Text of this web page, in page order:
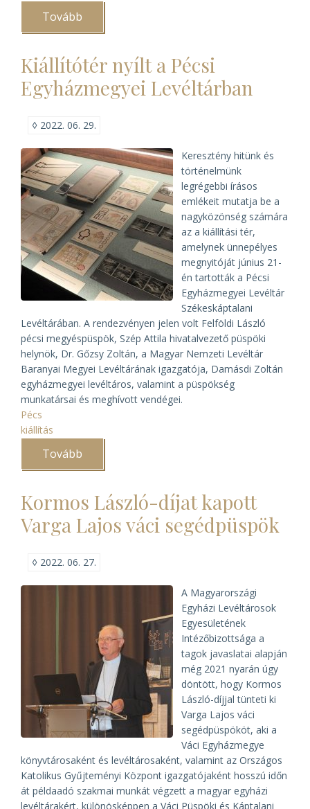
Tovább
egyházi
közös
e-
kutatási
felülete)
Kiállítótér nyílt a Pécsi
Egyházmegyei Levéltárban
◊ 2022. 06. 29.
Keresztény hitünk és
történelmünk
legrégebbi írásos
emlékeit mutatja be a
nagyközönség számára
az a kiállítási tér,
amelynek ünnepélyes
megnyitóját június 21-
én tartották a Pécsi
Egyházmegyei Levéltár
Székeskáptalani
Levéltárában. A rendezvényen jelen volt Felföldi László
pécsi megyéspüspök, Szép Attila hivatalvezető püspöki
helynök, Dr. Gőzsy Zoltán, a Magyar Nemzeti Levéltár
Baranyai Megyei Levéltárának igazgatója, Damásdi Zoltán
egyházmegyei levéltáros, valamint a püspökség
munkatársai és meghívott vendégei.
Pécs
kiállítás
Tovább
a
Egyházmegyei
Levéltárban)
Kormos László-díjat kapott
Varga Lajos váci segédpüspök
◊ 2022. 06. 27.
A Magyarországi
Egyházi Levéltárosok
Egyesületének
Intézőbizottsága a
tagok javaslatai alapján
még 2021 nyarán úgy
döntött, hogy Kormos
László-díjjal tünteti ki
Varga Lajos váci
segédpüspököt, aki a
Váci Egyházmegye
könyvtárosaként és levéltárosaként, valamint az Országos
Katolikus Gyűjteményi Központ igazgatójaként hosszú időn
át példaadó szakmai munkát végzett a magyar egyházi
levéltárakért, különösképpen a Váci Püspöki és Káptalani